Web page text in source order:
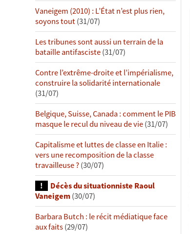
Vaneigem (2010) : L’État n’est plus rien,
soyons tout(31/07)
Les tribunes sont aussi un terrain de la
bataille antifasciste(31/07)
Contre l’extrême-droite et l’impérialisme,
construire la solidarité internationale
(31/07)
Belgique, Suisse, Canada : comment le PIB
masque le recul du niveau de vie(31/07)
Capitalisme et luttes de classe en Italie :
vers une recomposition de la classe
travailleuse ?(30/07)
Décès du situationniste Raoul
Vaneigem(30/07)
Barbara Butch : le récit médiatique face
aux faits(29/07)